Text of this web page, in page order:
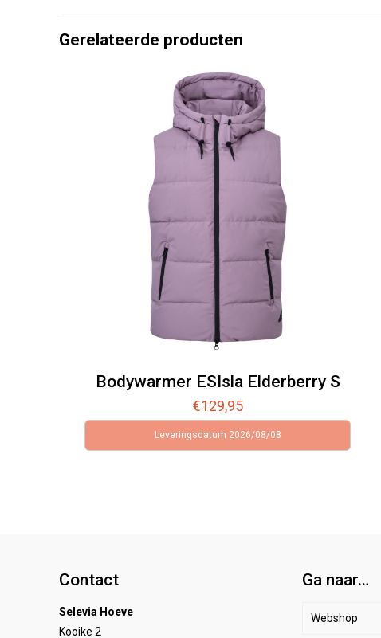
Gerelateerde producten
Bodywarmer ESIsla Elderberry S
€129,95
Leveringsdatum 2026/08/08
Contact
Selevia Hoeve
Kooike 2
Ga naar…
Webshop